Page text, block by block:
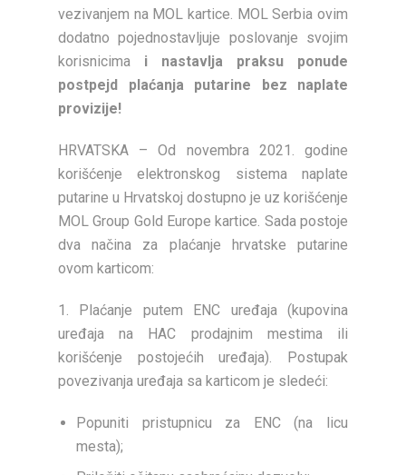
vezivanjem na MOL kartice. MOL Serbia ovim
dodatno pojednostavljuje poslovanje svojim
korisnicima i nastavlja praksu ponude
postpejd plaćanja putarine bez naplate
provizije!
HRVATSKA – Od novembra 2021. godine
korišćenje elektronskog sistema naplate
putarine u Hrvatskoj dostupno je uz korišćenje
MOL Group Gold Europe kartice. Sada postoje
dva načina za plaćanje hrvatske putarine
ovom karticom:
1. Plaćanje putem ENC uređaja (kupovina
uređaja na HAC prodajnim mestima ili
korišćenje postojećih uređaja). Postupak
povezivanja uređaja sa karticom je sledeći:
Popuniti pristupnicu za ENC (na licu
mesta);